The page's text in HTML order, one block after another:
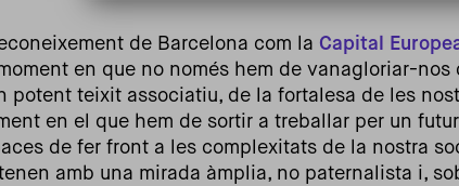
de Barcelona com la Capital
en que no només hem de vanagloriar-
potent teixit associatiu, de la fortalesa de les
en el que hem de sortir a treballar per un
de fer front a les complexitats de la nostra
amb una mirada àmplia, no paternalista i,